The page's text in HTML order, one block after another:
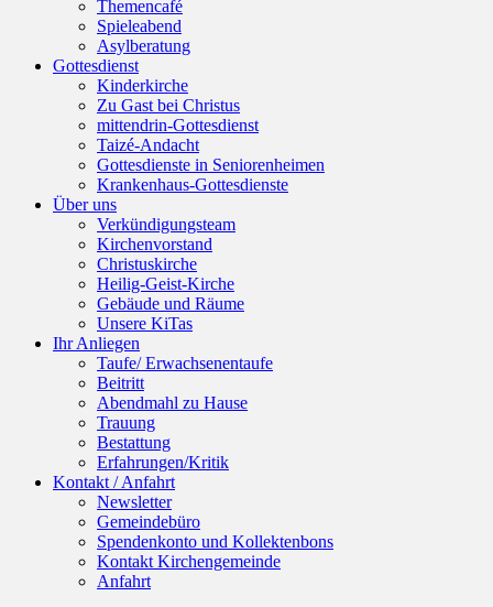
Themencafé
Spieleabend
Asylberatung
Gottesdienst
Kinderkirche
Zu Gast bei Christus
mittendrin-Gottesdienst
Taizé-Andacht
Gottesdienste in Seniorenheimen
Krankenhaus-Gottesdienste
Über uns
Verkündigungsteam
Kirchenvorstand
Christuskirche
Heilig-Geist-Kirche
Gebäude und Räume
Unsere KiTas
Ihr Anliegen
Taufe/ Erwachsenentaufe
Beitritt
Abendmahl zu Hause
Trauung
Bestattung
Erfahrungen/Kritik
Kontakt / Anfahrt
Newsletter
Gemeindebüro
Spendenkonto und Kollektenbons
Kontakt Kirchengemeinde
Anfahrt